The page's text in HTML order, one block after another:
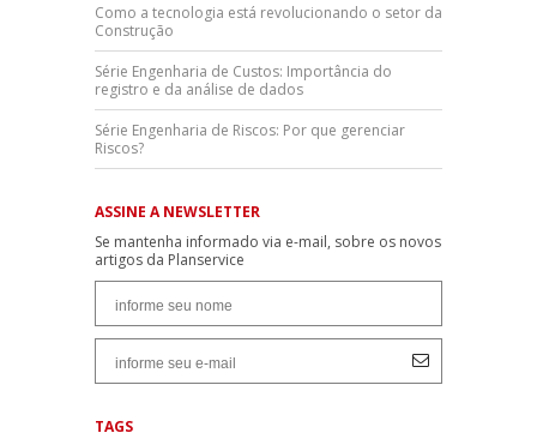
Como a tecnologia está revolucionando o setor da
Construção
Série Engenharia de Custos: Importância do
registro e da análise de dados
Série Engenharia de Riscos: Por que gerenciar
Riscos?
ASSINE A NEWSLETTER
Se mantenha informado via e-mail, sobre os novos
artigos da Planservice
TAGS